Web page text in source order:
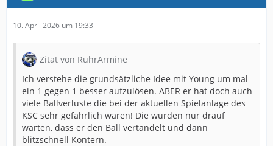
10. April 2026 um 19:33
Zitat von RuhrArmine
Ich verstehe die grundsätzliche Idee mit Young um mal
ein 1 gegen 1 besser aufzulösen. ABER er hat doch auch
viele Ballverluste die bei der aktuellen Spielanlage des
KSC sehr gefährlich wären! Die würden nur drauf
warten, dass er den Ball vertändelt und dann
blitzschnell Kontern.